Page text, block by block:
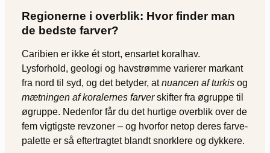
Regionerne i overblik: Hvor finder man
de bedste farver?
Caribien er ikke ét stort, ensartet koralhav.
Lysforhold, geologi og havstrømme varierer markant
fra nord til syd, og det betyder, atnuancen af turkis og
mætningen af koralernes farverskifter fra øgruppe til
øgruppe. Nedenfor får du det hurtige overblik over de
fem vigtigste revzoner – og hvorfor netop deres farve­
palette er så eftertragtet blandt snorklere og dykkere.